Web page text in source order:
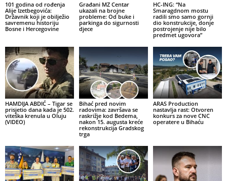
101 godina od rođenja
Alije Izetbegovića:
Državnik koji je obilježio
savremenu historiju
Bosne i Hercegovine
Građani MZ Centar
ukazali na brojne
probleme: Od buke i
parkinga do sigurnosti
djece
HC-ING: “Na
Smaragdnom mostu
radili smo samo gornji
dio konstrukcije, donje
postrojenje nije bilo
predmet ugovora”
HAMDIJA ABDIĆ – Tigar se
prisjetio dana kada je 502.
viteška krenula u Oluju
(VIDEO)
Bihać pred novim
radovima: završava se
raskrižje kod Bedema,
nakon 15. augusta kreće
rekonstrukcija Gradskog
trga
ARAS Production
nastavlja rast: Otvoren
konkurs za nove CNC
operatere u Bihaću